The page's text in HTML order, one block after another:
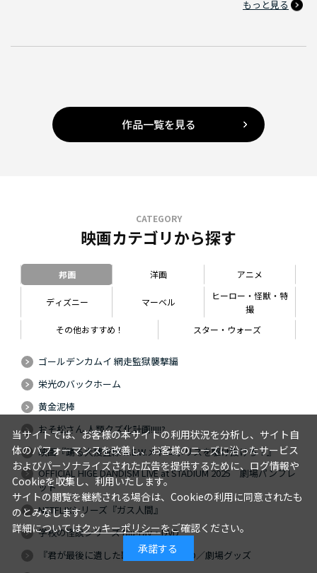
もっと見る
作品一覧を見る
CATEGORY
映画カテゴリから探す
邦画 洋画 アニメ
ディズニー マーベル
ヒーロー・怪獣・特
撮
その他おすすめ！
スター・ウォーズ
ゴールデンカムイ 網走監獄襲撃編
栄光のバックホーム
黄金泥棒
おそ松さん 人類クズ化計画!!!!!?
映画『踊る大捜査線 N.E.W.メトロポリスを駆け抜けろ！』
OFFICIAL HIGE DANDISM LIVE at STADIUM 2025 劇場パンフレ
ット
NETFLIXシリーズ『ガス人間』
学校の怪談シリーズ Blu-ray・DVD
『君が最後に遺した歌』Blu-ray・DVD／劇場グッズ
当サイトでは、お客様の本サイトの利用状況を分析し、サイト自
体のパフォーマンスを改善し、お客様のニーズに沿ったサービス
およびパーソナライズされた広告を提供するために、ログ情報や
Cookieを収集し、利用いたします。
サイトの閲覧を継続される場合は、Cookieの利用に同意されたも
のとみなします。
詳細についてはクッキーポリシーをご確認ください。
承諾する